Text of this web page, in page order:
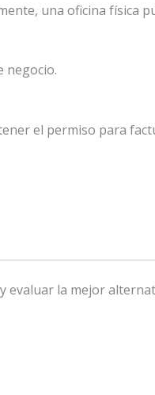
una oficina física
negocio.
el permiso para
evaluar la mejor